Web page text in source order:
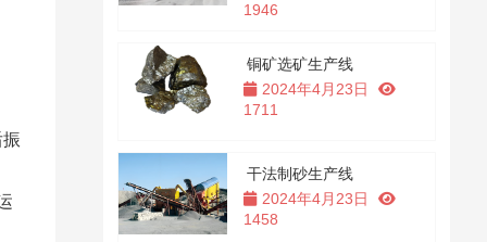
1946
铜矿选矿生产线
2024年4月23日
1711
干法制砂生产线
2024年4月23日
1458